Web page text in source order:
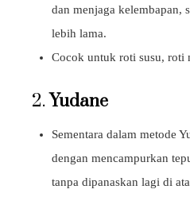
dan menjaga kelembapan,
lebih lama.
Cocok untuk roti susu, roti
2. Yudane
Sementara dalam metode
dengan mencampurkan
tanpa dipanaskan lagi di